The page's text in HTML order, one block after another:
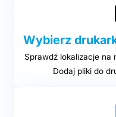
Wybierz
Sprawdź lokalizacje na
Dodaj pliki do